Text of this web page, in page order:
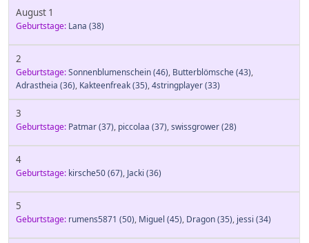
August 1
Geburtstage: Lana (38)
2
Geburtstage:Sonnenblumenschein(46), Butterblömsche(43),
Adrastheia (36), Kakteenfreak(35),4stringplayer(33)
3
Geburtstage: Patmar(37), piccolaa (37),swissgrower(28)
4
Geburtstage: kirsche50(67), Jacki (36)
5
Geburtstage: rumens5871 (50), Miguel (45), Dragon(35), jessi (34)